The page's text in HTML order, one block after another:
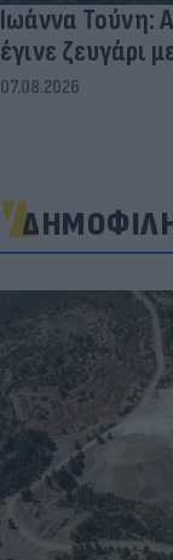
Ιωάννα Τούνη:
έγινε ζευγάρι
07.08.2026